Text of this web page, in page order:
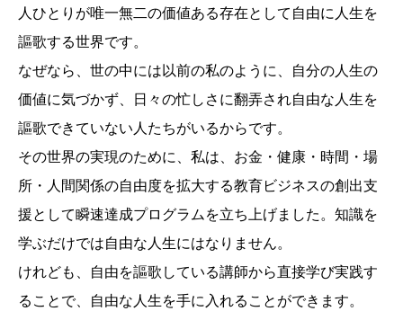
人ひとりが唯一無二の価値ある存在として自由に人生を
謳歌する世界です。
なぜなら、世の中には以前の私のように、自分の人生の
価値に気づかず、日々の忙しさに翻弄され自由な人生を
謳歌できていない人たちがいるからです。
その世界の実現のために、私は、お金・健康・時間・場
所・人間関係の自由度を拡大する教育ビジネスの創出支
援として瞬速達成プログラムを立ち上げました。知識を
学ぶだけでは自由な人生にはなりません。
けれども、自由を謳歌している講師から直接学び実践す
ることで、自由な人生を手に入れることができます。